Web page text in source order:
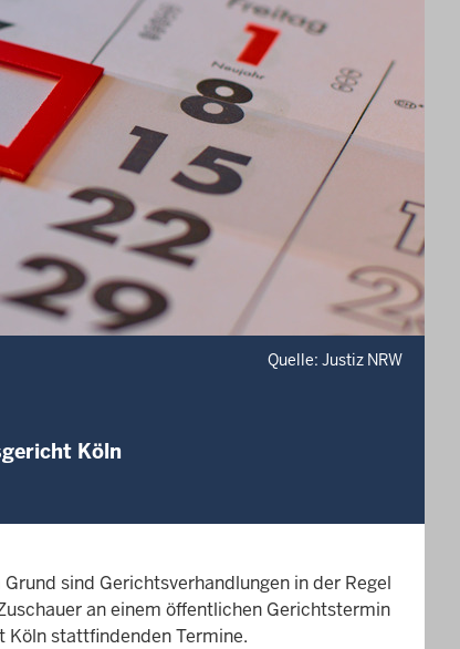
Quelle: Justiz NRW
Köln
sind Gerichtsverhandlungen in der Regel
an einem öffentlichen Gerichtstermin
stattfindenden Termine.